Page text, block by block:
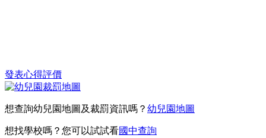
發表心得評價
想查詢幼兒園地圖及裁罰資訊嗎？ 幼兒園地圖
想找學校嗎？您可以試試看國中查詢